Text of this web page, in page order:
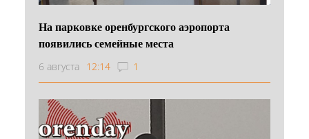
На парковке оренбургского аэропорта
появились семейные места
6 августа 12:14 1